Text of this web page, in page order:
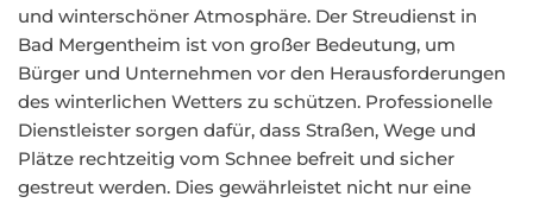
und winterschöner Atmosphäre. Der Streudienst in
Bad Mergentheim ist von großer Bedeutung, um
Bürger und Unternehmen vor den Herausforderungen
des winterlichen Wetters zu schützen. Professionelle
Dienstleister sorgen dafür, dass Straßen, Wege und
Plätze rechtzeitig vom Schnee befreit und sicher
gestreut werden. Dies gewährleistet nicht nur eine